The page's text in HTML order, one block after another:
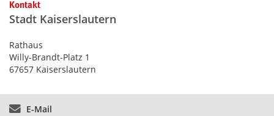
Kontakt
Stadt Kaiserslautern
Rathaus
Willy-Brandt-Platz 1
67657 Kaiserslautern
E-Mail